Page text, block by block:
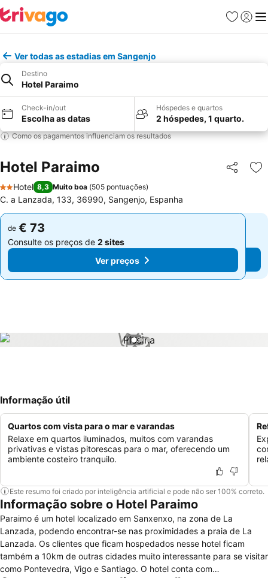
Favoritos
Iniciar
Ver todas as estadias em Sangenjo
Destino
Hotel Paraimo
Check-in/out
Escolha as datas
Hóspedes e quartos
2 hóspedes, 1 quarto.
Como os pagamentos influenciam os resultados
Hotel Paraimo Partilhar
2 Estrelas
Hotel 8,3 Muito boa (505 pontuações)
C. a Lanzada, 133, 36990, Sangenjo, Espanha
de € 73
Consulte os preços de 2 sites
Ver preços
de € 73
Consulte os preços de 2 sites
Ver preços
1 / 3
Informação útil
Quartos com vista para o mar e varandas
Relaxe em quartos iluminados, muitos com varandas
privativas e vistas pitorescas para o mar, oferecendo um
ambiente costeiro tranquilo.
Este resumo foi criado por inteligência artificial e pode não ser 100% correto.
Informação sobre o Hotel Paraimo
Paraimo é um hotel localizado em Sanxenxo, na zona de La
Lanzada, podendo encontrar-se nas proximidades a praia de La
Lanzada. Os clientes que ficam hospedados nesse hotel ficam
também a 10km de outras cidades muito interessante para se visitar
como Pontevedra, Vigo e Santiago. O hotel conta com